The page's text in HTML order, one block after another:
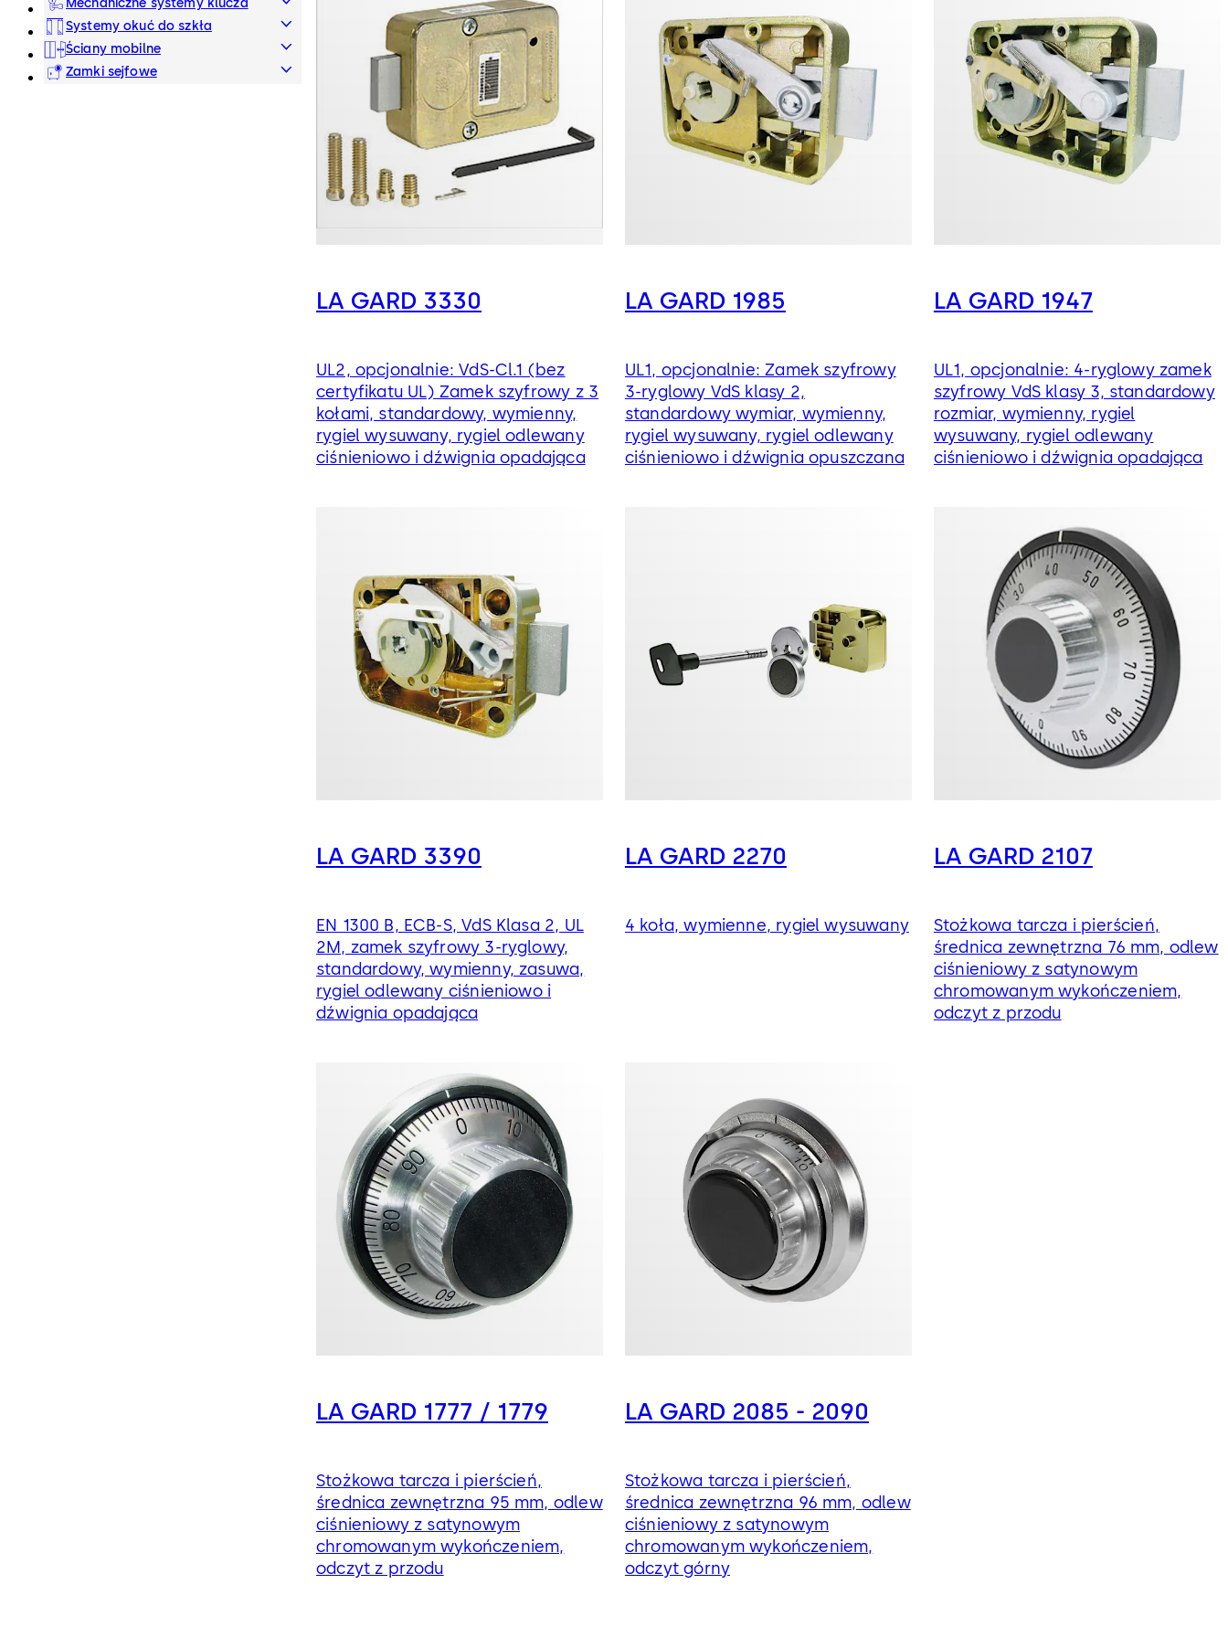
Mechaniczne systemy klucza
Systemy okuć do szkła
Ściany mobilne
Zamki sejfowe
LA GARD 3330
UL2, opcjonalnie: VdS-Cl.1 (bez
certyfikatu UL) Zamek szyfrowy z 3
kołami, standardowy, wymienny,
rygiel wysuwany, rygiel odlewany
ciśnieniowo i dźwignia opadająca
LA GARD 1985
UL1, opcjonalnie: Zamek szyfrowy
3-ryglowy VdS klasy 2,
standardowy wymiar, wymienny,
rygiel wysuwany, rygiel odlewany
ciśnieniowo i dźwignia opuszczana
LA GARD 1947
UL1, opcjonalnie: 4-ryglowy zamek
szyfrowy VdS klasy 3, standardowy
rozmiar, wymienny, rygiel
wysuwany, rygiel odlewany
ciśnieniowo i dźwignia opadająca
LA GARD 3390
EN 1300 B, ECB-S, VdS Klasa 2, UL
2M, zamek szyfrowy 3-ryglowy,
standardowy, wymienny, zasuwa,
rygiel odlewany ciśnieniowo i
dźwignia opadająca
LA GARD 2270
4 koła, wymienne, rygiel wysuwany
LA GARD 2107
Stożkowa tarcza i pierścień,
średnica zewnętrzna 76 mm, odlew
ciśnieniowy z satynowym
chromowanym wykończeniem,
odczyt z przodu
LA GARD 1777 / 1779
Stożkowa tarcza i pierścień,
średnica zewnętrzna 95 mm, odlew
ciśnieniowy z satynowym
chromowanym wykończeniem,
odczyt z przodu
LA GARD 2085 - 2090
Stożkowa tarcza i pierścień,
średnica zewnętrzna 96 mm, odlew
ciśnieniowy z satynowym
chromowanym wykończeniem,
odczyt górny